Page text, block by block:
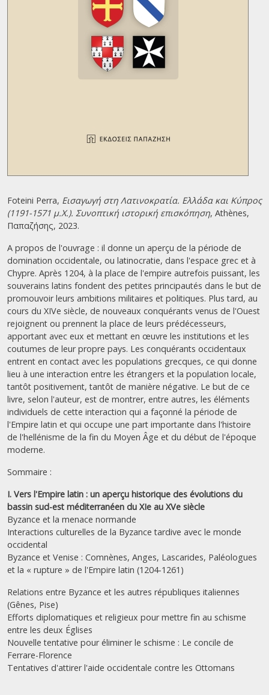
Foteini Perra, Εισαγωγή στη Λατινοκρατία. Ελλάδα και Κύπρος
(1191-1571 μ.Χ.). Συνοπτική ιστορική επισκόπηση, Athènes,
Παπαζήσης, 2023.
A propos de l'ouvrage : il donne un aperçu de la période de
domination occidentale, ou latinocratie, dans l'espace grec et à
Chypre. Après 1204, à la place de l'empire autrefois puissant, les
souverains latins fondent des petites principautés dans le but de
promouvoir leurs ambitions militaires et politiques. Plus tard, au
cours du XIVe siècle, de nouveaux conquérants venus de l'Ouest
rejoignent ou prennent la place de leurs prédécesseurs,
apportant avec eux et mettant en œuvre les institutions et les
coutumes de leur propre pays. Les conquérants occidentaux
entrent en contact avec les populations grecques, ce qui donne
lieu à une interaction entre les étrangers et la population locale,
tantôt positivement, tantôt de manière négative. Le but de ce
livre, selon l'auteur, est de montrer, entre autres, les éléments
individuels de cette interaction qui a façonné la période de
l'Empire latin et qui occupe une part importante dans l'histoire
de l'hellénisme de la fin du Moyen Âge et du début de l'époque
moderne.
Sommaire :
I. Vers l'Empire latin : un aperçu historique des évolutions du
bassin sud-est méditerranéen du XIe au XVe siècle
Byzance et la menace normande
Interactions culturelles de la Byzance tardive avec le monde
occidental
Byzance et Venise : Comnènes, Anges, Lascarides, Paléologues
et la « rupture » de l'Empire latin (1204-1261)
Relations entre Byzance et les autres républiques italiennes
(Gênes, Pise)
Efforts diplomatiques et religieux pour mettre fin au schisme
entre les deux Églises
Nouvelle tentative pour éliminer le schisme : Le concile de
Ferrare-Florence
Tentatives d'attirer l'aide occidentale contre les Ottomans